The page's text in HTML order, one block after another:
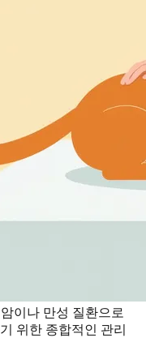
이나 만성 질환으로
위한 종합적인 관리